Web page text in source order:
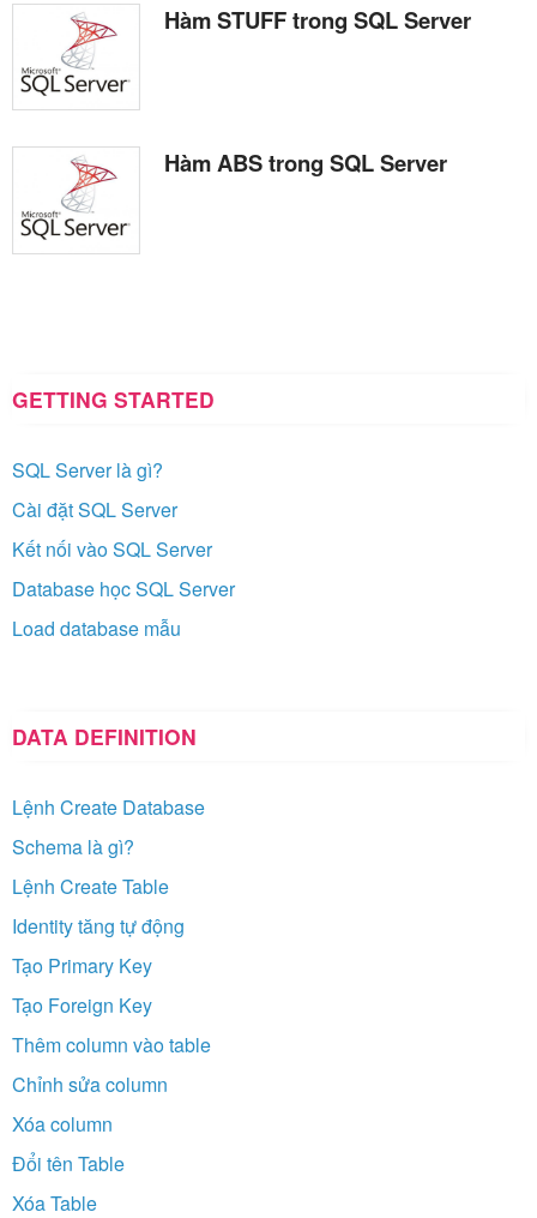
Hàm STUFF trong SQL Server
Hàm ABS trong SQL Server
GETTING STARTED
SQL Server là gì?
Cài đặt SQL Server
Kết nối vào SQL Server
Database học SQL Server
Load database mẫu
DATA DEFINITION
Lệnh Create Database
Schema là gì?
Lệnh Create Table
Identity tăng tự động
Tạo Primary Key
Tạo Foreign Key
Thêm column vào table
Chỉnh sửa column
Xóa column
Đổi tên Table
Xóa Table